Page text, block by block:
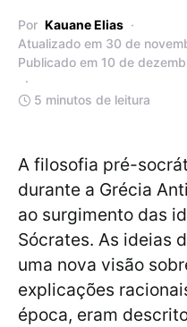
Por Kauane Elias
Atualizado em 30 de
Publicado em 10 de
5 minutos de leitura
A filosofia pré-
durante a Grécia
ao surgimento das
Sócrates. As ideias
uma nova visão
explicações
época, eram